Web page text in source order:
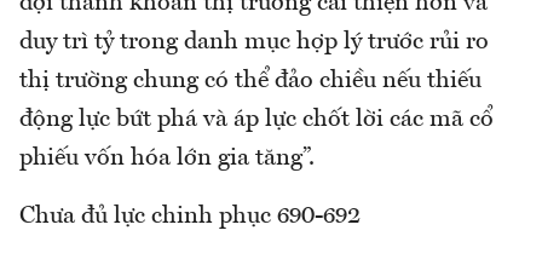
duy trì tỷ trong danh mục hợp lý trước rủi ro
thị trường chung có thể đảo chiều nếu thiếu
động lực bứt phá và áp lực chốt lời các mã cổ
phiếu vốn hóa lớn gia tăng”.
Chưa đủ lực chinh phục 690-692